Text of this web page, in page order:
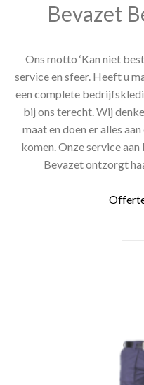
Bevazet
Ons motto ‘Kan niet
service en sfeer. Heeft u
een complete
bij ons terecht. Wij
maat en doen er alles
komen. Onze service
Bevazet ontzorgt